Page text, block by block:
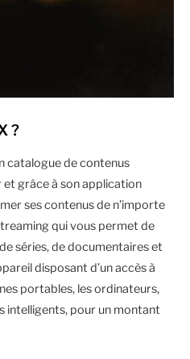
?
catalogue de contenus
et grâce à son application
ses contenus de n’importe
qui vous permet de
séries, de documentaires et
disposant d’un accès à
portables, les ordinateurs,
intelligents, pour un montant